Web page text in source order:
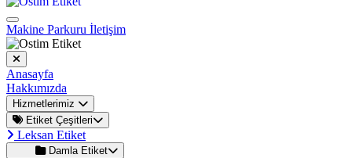
Makine Parkuru İletişim
Anasayfa
Hakkımızda
Hizmetlerimiz
Etiket Çeşitleri
Leksan Etiket
Damla Etiket